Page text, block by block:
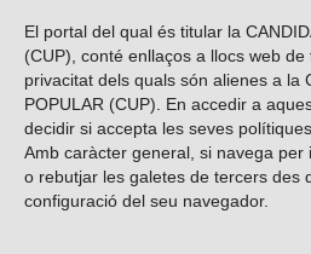
El portal del qual és titular la
(CUP), conté enllaços a llocs web
privacitat dels quals són alienes a la
POPULAR (CUP). En accedir a
decidir si accepta les seves
Amb caràcter general, si navega
o rebutjar les galetes de tercers des
configuració del seu navegador.
ENVIAR
Troba’ns a les